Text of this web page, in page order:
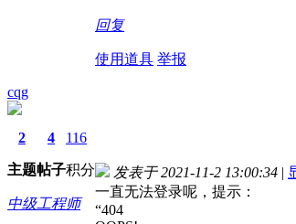
回复
使用道具 举报
cqg
2
主题
4
帖子
116
积分
中级工程师
发表于 2021-11-2 13:00:34 |
一直无法登录呢，提示：
“404